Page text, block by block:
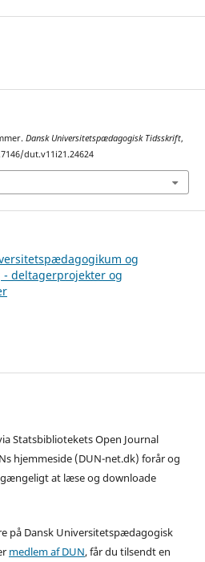
Dansk Universitetspædagogisk Tidsskrift,
dut.v11i21.24624
og
deltagerprojekter og
Statsbibliotekets Open Journal
hjemmeside (DUN-net.dk) forår og
at læse og downloade
på Dansk Universitetspædagogisk
medlem af DUN, får du tilsendt en